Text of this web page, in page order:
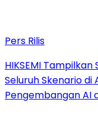
Pers Rilis
HIKSEMI
Seluruh Skenario di
Pengembangan AI